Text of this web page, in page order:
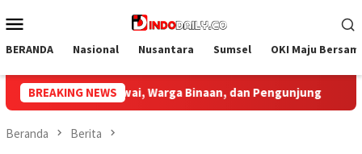
ke
Mobile
BERANDA Nasional Nusantara Sumsel OKI Maju
BREAKING NEWS
Bupati Muba Sambut Aspirasi Santun Gabungan
Beranda Berita